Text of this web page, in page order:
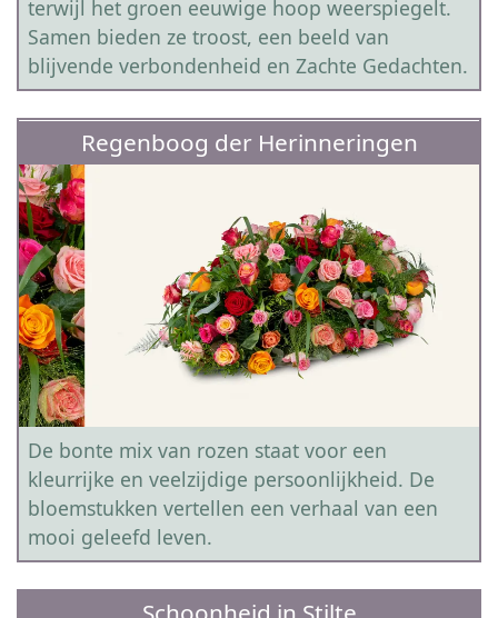
terwijl het groen eeuwige hoop weerspiegelt.
Samen bieden ze troost, een beeld van
blijvende verbondenheid en Zachte Gedachten.
Regenboog der Herinneringen
De bonte mix van rozen staat voor een
kleurrijke en veelzijdige persoonlijkheid. De
bloemstukken vertellen een verhaal van een
mooi geleefd leven.